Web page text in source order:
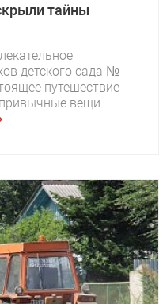
тайны
детского сада №
путешествие
вещи